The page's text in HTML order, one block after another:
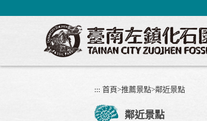
到
區
::: 首頁>推薦景點>鄰近景點
鄰近景點